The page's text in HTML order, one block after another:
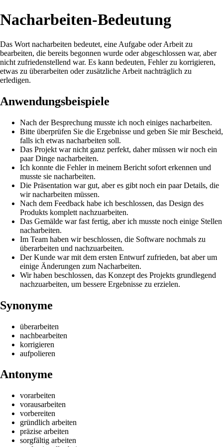
Nacharbeiten-Bedeutung
Das Wort nacharbeiten bedeutet, eine Aufgabe oder Arbeit zu
bearbeiten, die bereits begonnen wurde oder abgeschlossen war, aber
nicht zufriedenstellend war. Es kann bedeuten, Fehler zu korrigieren,
etwas zu überarbeiten oder zusätzliche Arbeit nachträglich zu
erledigen.
Anwendungsbeispiele
Nach der Besprechung musste ich noch einiges nacharbeiten.
Bitte überprüfen Sie die Ergebnisse und geben Sie mir Bescheid,
falls ich etwas nacharbeiten soll.
Das Projekt war nicht ganz perfekt, daher müssen wir noch ein
paar Dinge nacharbeiten.
Ich konnte die Fehler in meinem Bericht sofort erkennen und
musste sie nacharbeiten.
Die Präsentation war gut, aber es gibt noch ein paar Details, die
wir nacharbeiten müssen.
Nach dem Feedback habe ich beschlossen, das Design des
Produkts komplett nachzuarbeiten.
Das Gemälde war fast fertig, aber ich musste noch einige Stellen
nacharbeiten.
Im Team haben wir beschlossen, die Software nochmals zu
überarbeiten und nachzuarbeiten.
Der Kunde war mit dem ersten Entwurf zufrieden, bat aber um
einige Änderungen zum Nacharbeiten.
Wir haben beschlossen, das Konzept des Projekts grundlegend
nachzuarbeiten, um bessere Ergebnisse zu erzielen.
Synonyme
überarbeiten
nachbearbeiten
korrigieren
aufpolieren
Antonyme
vorarbeiten
vorausarbeiten
vorbereiten
gründlich arbeiten
präzise arbeiten
sorgfältig arbeiten